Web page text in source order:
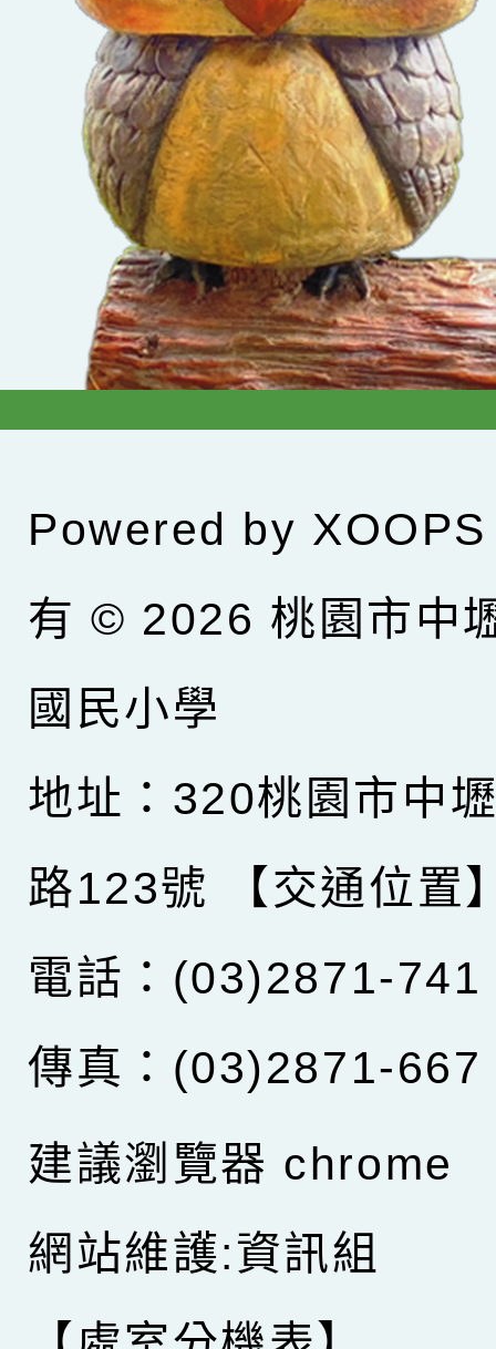
Powered by XOOPS
有 © 2026 桃園市中
國民小學
地址：320桃園市中
路123號
【交通位置
電話：(03)2871-741
傳真：(03)2871-667
建議瀏覽器 chrome
網站維護:資訊組